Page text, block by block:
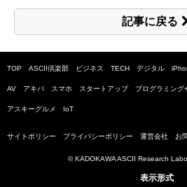
記事に戻る
TOP ASCII倶楽部 ビジネス TECH デジタル
AV アキバ スマホ スタートアップ プログラミング
アスキーグルメ IoT
サイトポリシー プライバシーポリシー 運営会社 お
© KADOKAWA ASCII Research
表示形式